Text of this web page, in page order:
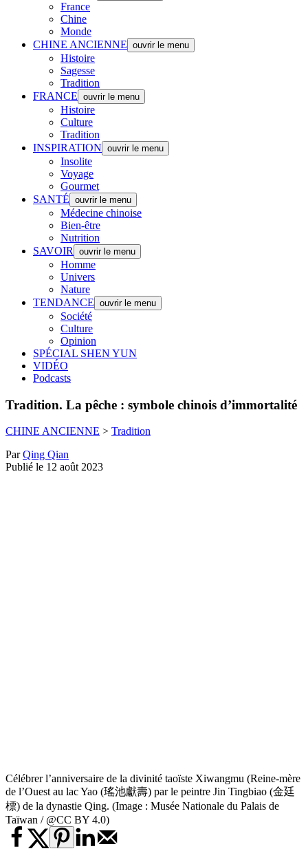
France
Chine
Monde
CHINE ANCIENNE ouvrir le menu
Histoire
Sagesse
Tradition
FRANCE ouvrir le menu
Histoire
Culture
Tradition
INSPIRATION ouvrir le menu
Insolite
Voyage
Gourmet
SANTÉ ouvrir le menu
Médecine chinoise
Bien-être
Nutrition
SAVOIR
ouvrir le menu
Homme
Univers
Nature
TENDANCE ouvrir le menu
Société
Culture
Opinion
SPÉCIAL SHEN YUN
VIDÉO
Podcasts
Tradition. La pêche : symbole chinois d’immortalité
CHINE ANCIENNE > Tradition
ParQing Qian
Publié le 12 août 2023
Célébrer l’anniversaire de la divinité taoïste Xiwangmu (Reine-mère
de l’Ouest au lac Yao (瑤池獻壽) par le peintre Jin Tingbiao (金廷
標) de la dynastie Qing. (Image : Musée Nationale du Palais de
Taïwan / @CC BY 4.0)